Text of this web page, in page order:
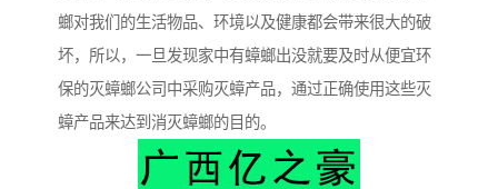
螂对我们的生活物品、环境以及健康都会带来很大的破
坏，所以，一旦发现家中有蟑螂出没就要及时从便宜环
保的灭蟑螂公司中采购灭蟑产品，通过正确使用这些灭
蟑产品来达到消灭蟑螂的目的。